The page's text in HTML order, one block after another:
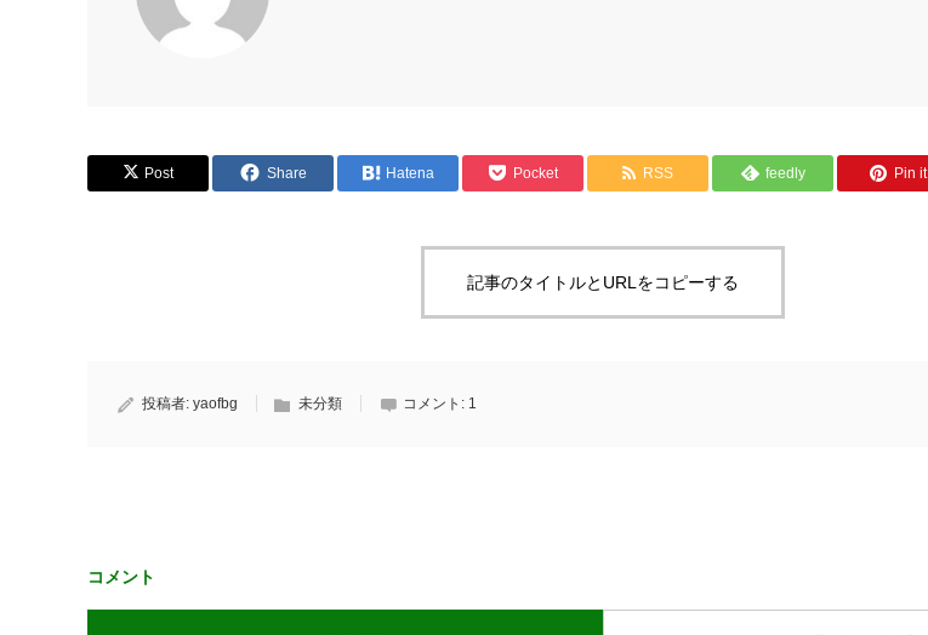
Post Share Hatena Pocket RSS feedly Pin it
記事のタイトルとURLをコピーする
投稿者: yaofbg 未分類 コメント: 1
コメント